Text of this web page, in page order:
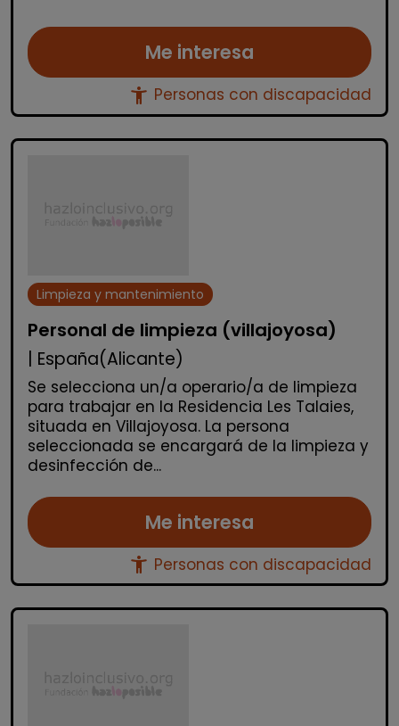
Me interesa
accessibility_new Personas con discapacidad
Limpieza y mantenimiento
Personal de limpieza (villajoyosa)
| España(Alicante)
Se selecciona un/a operario/a de limpieza
para trabajar en la Residencia Les Talaies,
situada en Villajoyosa. La persona
seleccionada se encargará de la limpieza y
desinfección de...
Me interesa
accessibility_new Personas con discapacidad